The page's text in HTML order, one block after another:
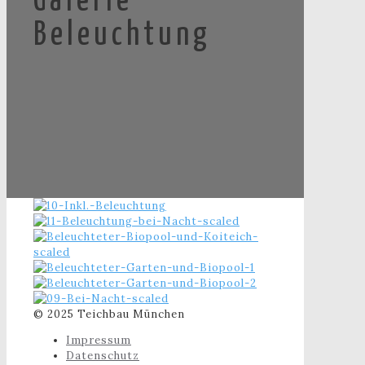
Beleuchtung
© 2025 Teichbau München
Impressum
Datenschutz